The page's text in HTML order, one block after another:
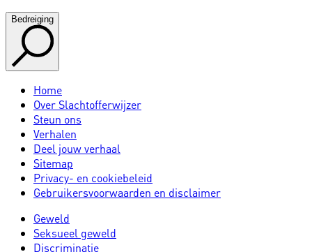
Bedreiging
Home
Over Slachtofferwijzer
Steun ons
Verhalen
Deel jouw verhaal
Sitemap
Privacy- en cookiebeleid
Gebruikersvoorwaarden en disclaimer
Geweld
Seksueel geweld
Discriminatie